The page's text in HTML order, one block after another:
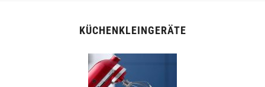
KÜCHENKLEINGERÄTE